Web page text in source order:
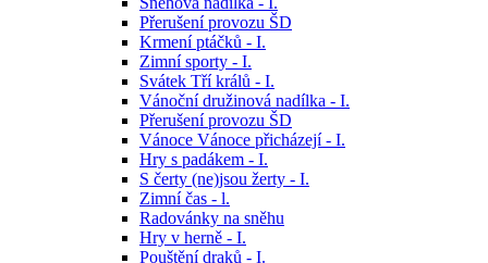
Přerušení provozu ŠD
Krmení ptáčků - I.
Zimní sporty - I.
Svátek Tří králů - I.
Vánoční družinová nadílka - I.
Přerušení provozu ŠD
Vánoce Vánoce přicházejí - I.
Hry s padákem - I.
S čerty (ne)jsou žerty - I.
Zimní čas - l.
Radovánky na sněhu
Hry v herně - I.
Pouštění draků - I.